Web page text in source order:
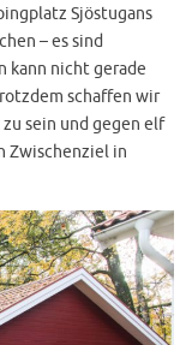
Sjöstugans
– es sind
kann nicht gerade
schaffen wir
sein und gegen elf
Zwischenziel in